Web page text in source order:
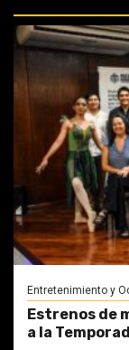
Entretenimiento y
Estrenos de
a la